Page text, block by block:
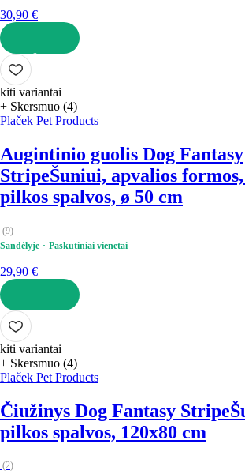
30,90 €
Į KREPŠELĮ
kiti variantai
+ Skersmuo (4)
Plaček Pet Products
Augintinio guolis Dog Fantasy
StripeŠuniui, apvalios
pilkos spalvos, ø 50 cm
(9)
Sandėlyje
Paskutiniai vienetai
29,90 €
Į KREPŠELĮ
kiti variantai
+ Skersmuo (4)
Plaček Pet Products
Čiužinys Dog Fantasy Stripe
pilkos spalvos, 120x80 cm
(2)